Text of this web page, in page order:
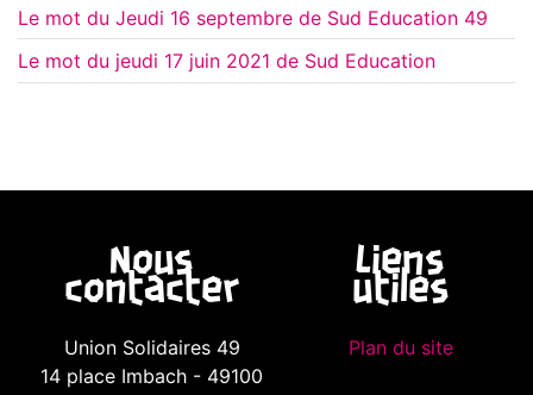
Le mot du Jeudi 16 septembre de Sud Education 49
Le mot du jeudi 17 juin 2021 de Sud Education
Nous
contacter
Union Solidaires 49
14 place Imbach - 49100
Liens
utiles
Plan du site